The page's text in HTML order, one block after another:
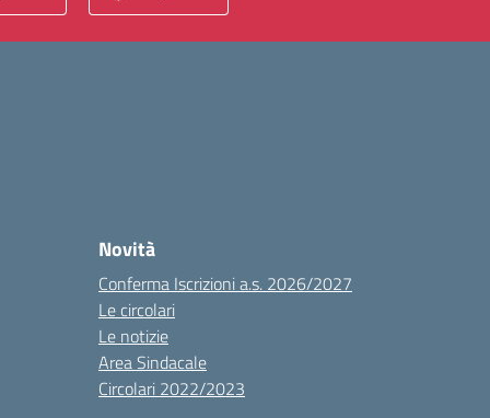
Novità
Conferma Iscrizioni a.s. 2026/2027
Le circolari
Le notizie
Area Sindacale
Circolari 2022/2023